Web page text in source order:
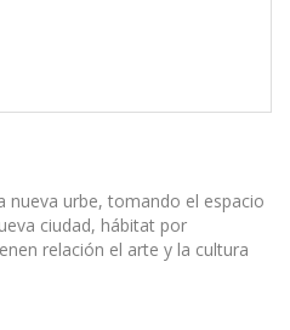
nueva urbe, tomando el espacio
ciudad, hábitat por
relación el arte y la cultura